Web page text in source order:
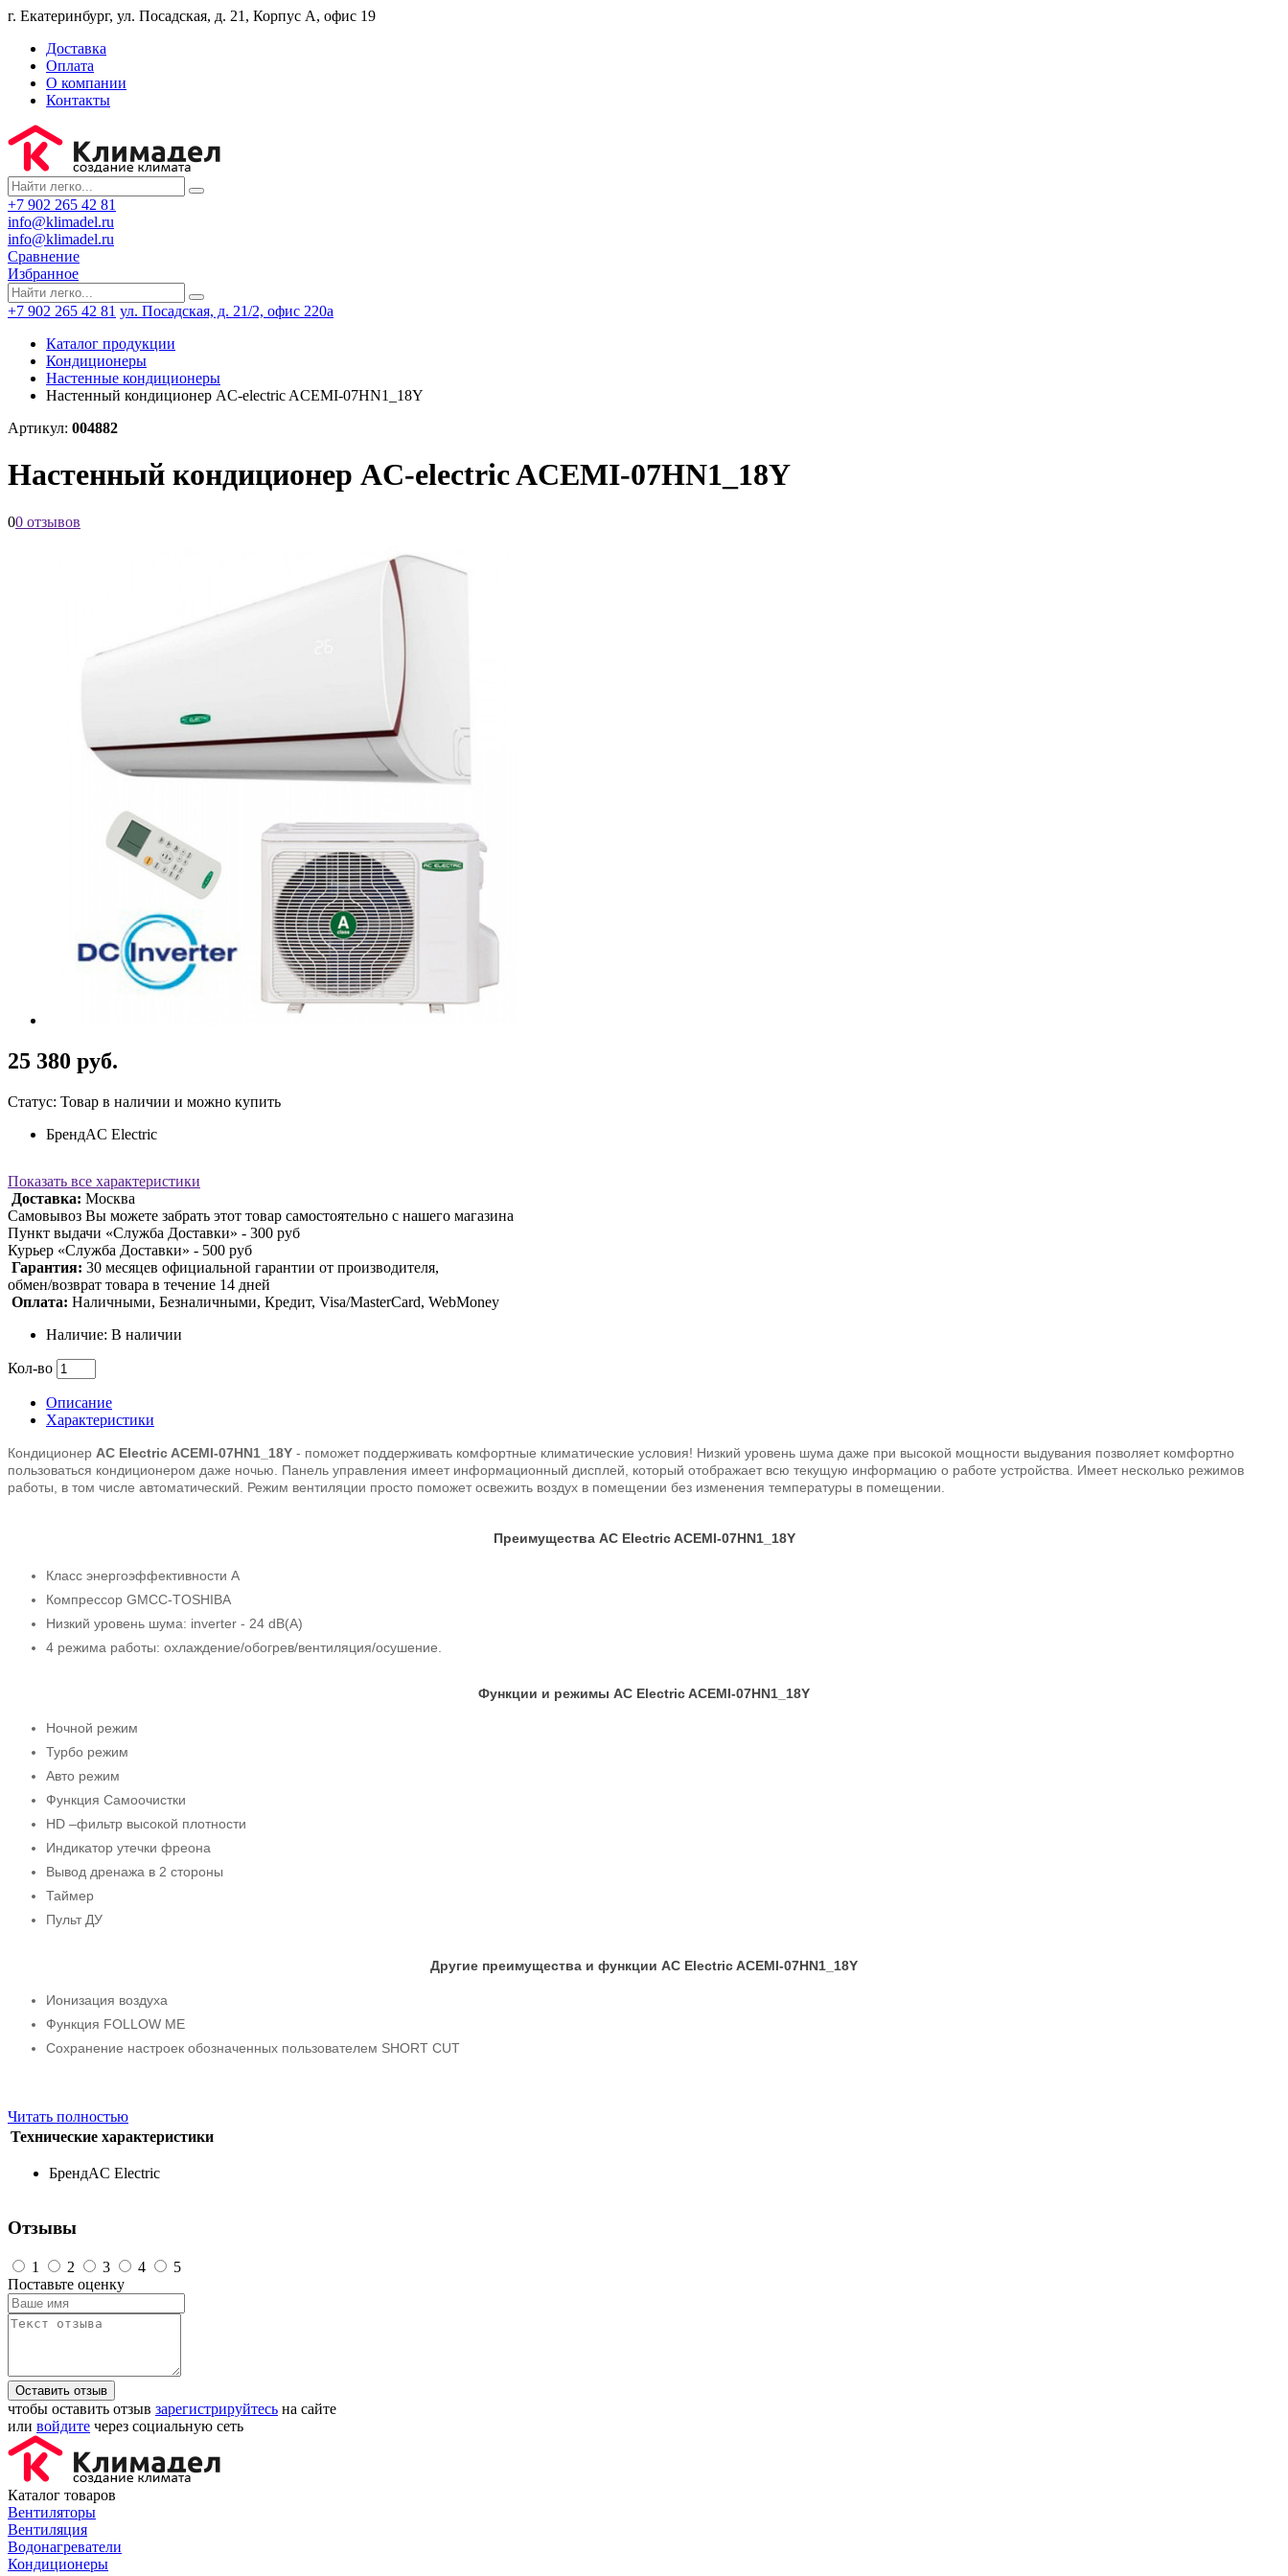
г. Екатеринбург, ул. Посадская, д. 21, Корпус А, офис 19
Доставка
Оплата
О компании
Контакты
+7 902 265 42 81
info@klimadel.ru
info@klimadel.ru
Сравнение
Избранное
+7 902 265 42 81 ул. Посадская, д. 21/2, офис 220а
Каталог продукции
Кондиционеры
Настенные кондиционеры
Настенный кондиционер AC-electric AСЕMI-07HN1_18Y
Артикул: 004882
Настенный кондиционер AC-electric AСЕMI-07HN1_18Y
00 отзывов
25 380 руб.
Статус: Товар в наличии и можно купить
БрендAC Electric
Показать все характеристики
Доставка: Москва
Самовывоз Вы можете забрать этот товар самостоятельно с нашего магазина
Пункт выдачи «Служба Доставки» - 300 руб
Курьер «Служба Доставки» - 500 руб
Гарантия: 30 месяцев официальной гарантии от производителя,
обмен/возврат товара в течение 14 дней
Оплата: Наличными, Безналичными, Кредит, Visa/MasterCard, WebMoney
Наличие: В наличии
Кол-во
Описание
Характеристики
Кондиционер AC Electric ACEMI-07HN1_18Y - поможет поддерживать комфортные климатические условия! Низкий уровень шума даже при высокой мощности выдувания позволяет комфортно
пользоваться кондиционером даже ночью. Панель управления имеет информационный дисплей, который отображает всю текущую информацию о работе устройства. Имеет несколько режимов
работы, в том числе автоматический. Режим вентиляции просто поможет освежить воздух в помещении без изменения температуры в помещении.
Преимущества AC Electric ACEMI-07HN1_18Y
Класс энергоэффективности А
Компрессор GMCC-TOSHIBA
Низкий уровень шума: inverter - 24 dB(A)
4 режима работы: охлаждение/обогрев/вентиляция/осушение.
Функции и режимы AC Electric ACEMI-07HN1_18Y
Ночной режим
Турбо режим
Авто режим
Функция Самоочистки
HD –фильтр высокой плотности
Индикатор утечки фреона
Вывод дренажа в 2 стороны
Таймер
Пульт ДУ
Другие преимущества и функции AC Electric ACEMI-07HN1_18Y
Ионизация воздуха
Функция FOLLOW ME
Сохранение настроек обозначенных пользователем SHORT CUT
Читать полностью
Технические характеристики
БрендAC Electric
Отзывы
1 2 3 4
5
Поставьте оценку
Оставить отзыв
чтобы оставить отзыв зарегистрируйтесь на сайте
или войдите через социальную сеть
Каталог товаров
Вентиляторы
Вентиляция
Водонагреватели
Кондиционеры